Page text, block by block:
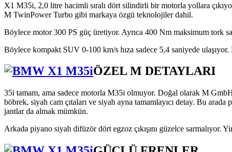
X1 M35i, 2,0 litre hacimli sıralı dört silindirli bir motorla yollara
M TwinPower Turbo gibi markaya özgü teknolojiler dahil.
Böylece motor 300 PS güç üretiyor. Ayrıca 400 Nm maksimum tork
Böylece kompakt SUV 0-100 km/s hıza sadece 5,4 saniyede
ÖZEL M DETAYLARI
35i tamam, ama sadece motorla M35i olmuyor. Doğal olarak M
böbrek, siyah cam çıtaları ve siyah ayna tamamlayıcı detay. Bu
jantlar da almak mümkün.
Arkada piyano siyah difüzör dört egzoz çıkışını güzelce